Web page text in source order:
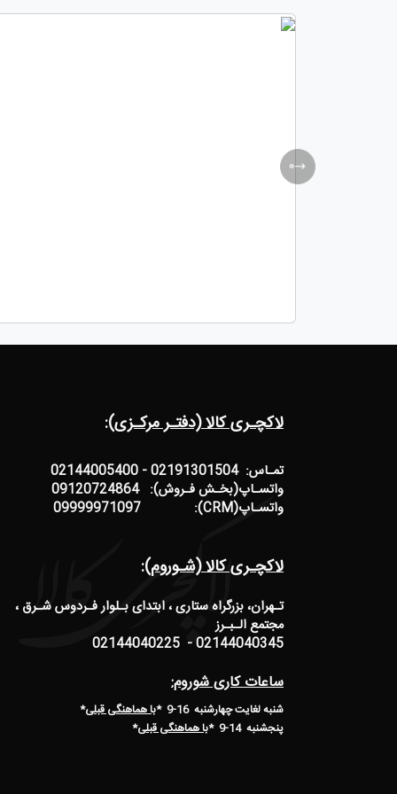
لاکچـری کالا (دفتـر مرکـزی):
تمـاس: 02191301504 - 02144005400
واتسـاپ(بخـش فـروش): 09120724864
واتسـاپ(CRM): 09999971097
لاکچـری کالا (شـوروم):
تـهران، بزرگراه ستاری ، ابتدای بـلوار فـردوس شـرق ،
مجتمع الـبـرز
02144040345 - 02144040225
ساعات کاری شوروم:
شنبه لغایت چهارشنبه 16-9 * با هماهنگی قبلی*
پنجشنبه 14-9
*با هماهنگی قبلی*